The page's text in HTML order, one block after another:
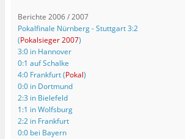
Berichte 2006 / 2007
Pokalfinale Nürnberg - Stuttgart 3:2
(Pokalsieger 2007)
3:0 in Hannover
0:1 auf Schalke
4:0 Frankfurt (Pokal)
0:0 in Dortmund
2:3 in Bielefeld
1:1 in Wolfsburg
2:2 in Frankfurt
0:0 bei Bayern